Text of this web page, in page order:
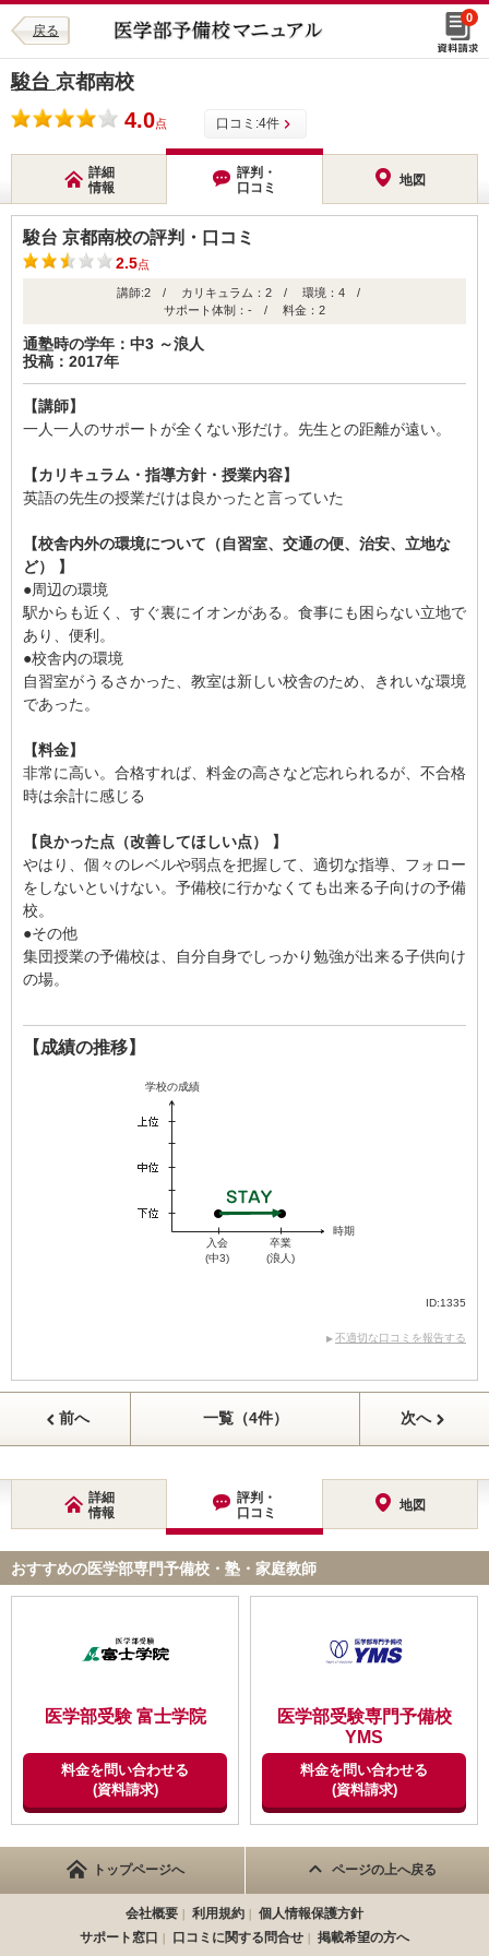
戻る
0
駿台 京都南校
4.0点 口コミ:4件
詳細
情報
評判・
口コミ
地図
駿台 京都南校の評判・口コミ
2.5点
講師:2 / カリキュラム：2 / 環境：4 /
サポート体制：- / 料金：2
通塾時の学年：中3 ～浪人
投稿：2017年
【講師】
一人一人のサポートが全くない形だけ。先生との距離が遠い。
【カリキュラム・指導方針・授業内容】
英語の先生の授業だけは良かったと言っていた
【校舎内外の環境について（自習室、交通の便、治安、立地な
ど） 】
●周辺の環境
駅からも近く、すぐ裏にイオンがある。食事にも困らない立地で
あり、便利。
●校舎内の環境
自習室がうるさかった、教室は新しい校舎のため、きれいな環境
であった。
【料金】
非常に高い。合格すれば、料金の高さなど忘れられるが、不合格
時は余計に感じる
【良かった点（改善してほしい点） 】
やはり、個々のレベルや弱点を把握して、適切な指導、フォロー
をしないといけない。予備校に行かなくても出来る子向けの予備
校。
●その他
集団授業の予備校は、自分自身でしっかり勉強が出来る子供向け
の場。
【成績の推移】
学校の成績
時期
入会
(中3)
卒業
(浪人)
ID:1335
不適切な口コミを報告する
前へ 一覧（4件） 次へ
詳細
情報
評判・
口コミ
地図
おすすめの医学部専門予備校・塾・家庭教師
医学部受験 富士学院
料金を問い合わせる
(資料請求)
医学部受験専門予備校
YMS
料金を問い合わせる
(資料請求)
トップページへ ページの上へ戻る
会社概要 利用規約
個人情報保護方針
サポート窓口
口コミに関する問合せ 掲載希望の方へ